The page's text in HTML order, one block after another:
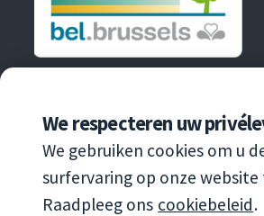
We respecteren uw
We gebruiken cookies om u
surfervaring op onze website
Raadpleeg ons cookiebeleid.
EEN INITIATIEF